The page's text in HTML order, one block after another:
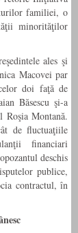
familiei, o
minorităţilor
ales şi
Macovei par
doi faţă de
Băsescu şi-a
Roşia Montană.
de fluctuaţiile
financiari
deschis
publice,
contractul, în